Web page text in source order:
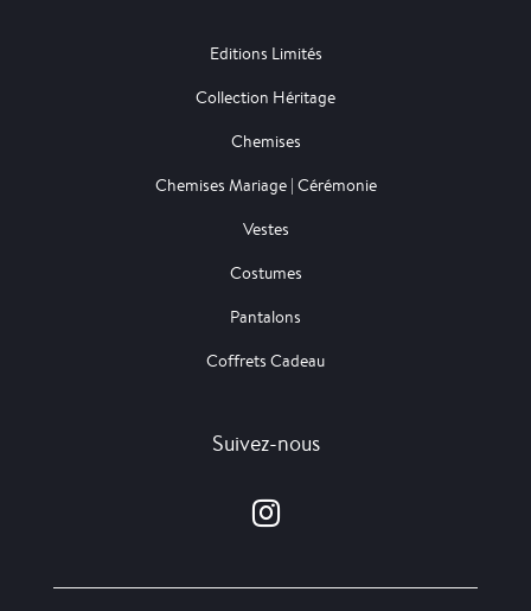
Editions Limités
Collection Héritage
Chemises
Chemises Mariage | Cérémonie
Vestes
Costumes
Pantalons
Coffrets Cadeau
Suivez-nous